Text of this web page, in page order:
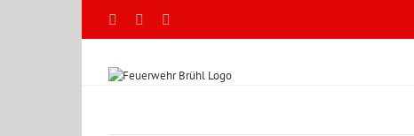
Facebook